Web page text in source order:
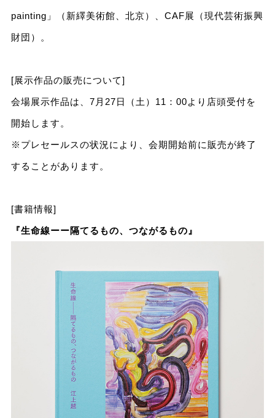
painting」（新繹美術館、北京）、CAF展（現代芸術振興
財団）。
[展示作品の販売について]
会場展示作品は、7月27日（土）11：00より店頭受付を
開始します。
※プレセールスの状況により、会期開始前に販売が終了
することがあります。
[書籍情報]
『生命線ーー隔てるもの、つながるもの』